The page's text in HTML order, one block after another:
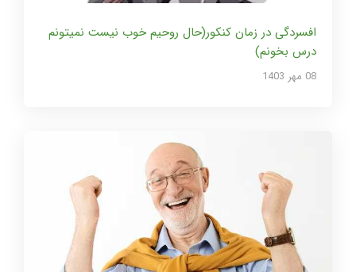
افسردگی در زمان کنکور(حال روحیم خوب نیست نمیتونم
درس بخونم)
08 مهر 1403